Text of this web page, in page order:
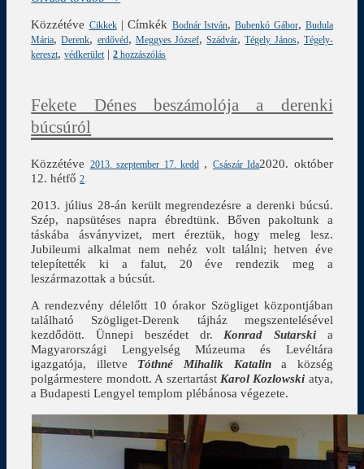
Közzétéve Cikkek|Címkék Bodnár István,Bubenkó Gábor, Budula
Mária,Derenk, erdővéd, Meggyes József,Szádvár,Tégely János, Tégely-
kereszt,védkerület |2 hozzászólás
Fekete Dénes beszámolója a derenki
búcsúról
Közzétéve 2013. szeptember 17. kedd , Császár Ida2020. október
12. hétfő 2
2013. július 28-án került megrendezésre a derenki búcsú.
Szép, napsütéses napra ébredtünk. Bőven pakoltunk a
táskába ásványvizet, mert éreztük, hogy meleg lesz.
Jubileumi alkalmat nem nehéz volt találni; hetven éve
telepítették ki a falut, 20 éve rendezik meg a
leszármazottak a búcsút.
A rendezvény délelőtt 10 órakor Szögliget központjában
található Szögliget-Derenk tájház megszentelésével
kezdődött. Ünnepi beszédet dr. Konrad Sutarski a
Magyarországi Lengyelség Múzeuma és Levéltára
igazgatója, illetve Tóthné Mihalik Katalina község
polgármestere mondott. A szertartást Karol Kozlowski atya,
a Budapesti Lengyel templom plébánosa végezete.